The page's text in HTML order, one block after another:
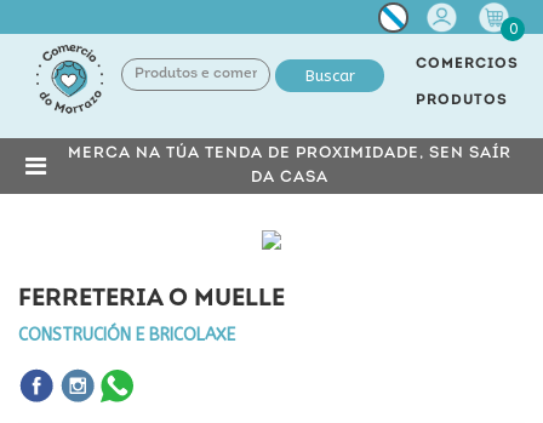
Miña
conta
0
Buscar
COMERCIOS
PRODUTOS
MERCA NA TÚA TENDA DE PROXIMIDADE, SEN SAÍR
DA CASA
FERRETERIA O MUELLE
CONSTRUCIÓN E BRICOLAXE